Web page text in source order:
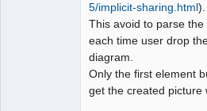
5/implicit-sharing.html).
This avoid to parse
each time user drop
diagram.
Only the first element
get the created picture